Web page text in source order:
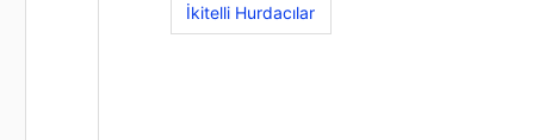
İkitelli Hurdacılar